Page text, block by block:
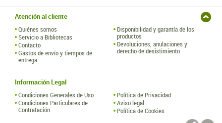
Atención al cliente
Quiénes somos
Servicio a Bibliotecas
Contacto
Gastos de envío y tiempos de
entrega
Disponibilidad y garantía de los
productos
Devoluciones, anulaciones y
derecho de desistimiento
Información Legal
Condiciones Generales de Uso
Condiciones Particulares de
Contratación
Política de Privacidad
Aviso legal
Política de Cookies